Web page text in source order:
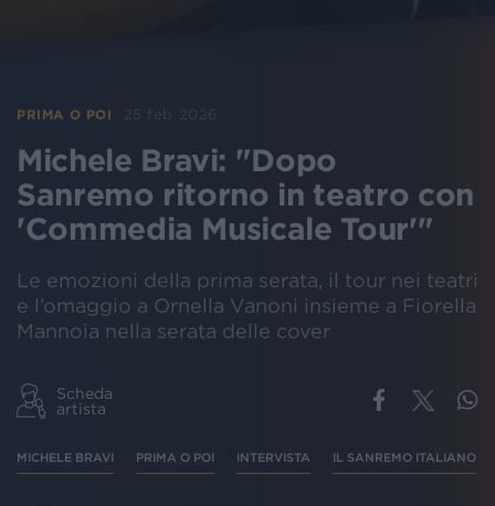
PRIMA O POI 25 feb 2026
Michele Bravi: "Dopo
Sanremo ritorno in teatro con
'Commedia Musicale Tour'"
Le emozioni della prima serata, il tour nei teatri
e l’omaggio a Ornella Vanoni insieme a Fiorella
Mannoia nella serata delle cover
Scheda
artista
MICHELE BRAVI PRIMA O POI INTERVISTA IL SANREMO ITALIANO